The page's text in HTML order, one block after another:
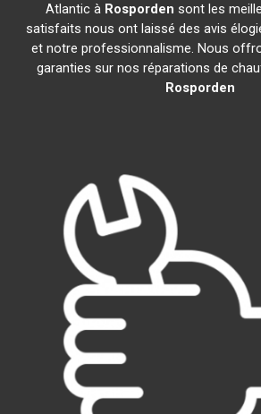
Atlantic à Rosporden sont les
satisfaits nous ont laissé des avis
et notre professionnalisme. Nous
garanties sur nos réparations de
Rosporden